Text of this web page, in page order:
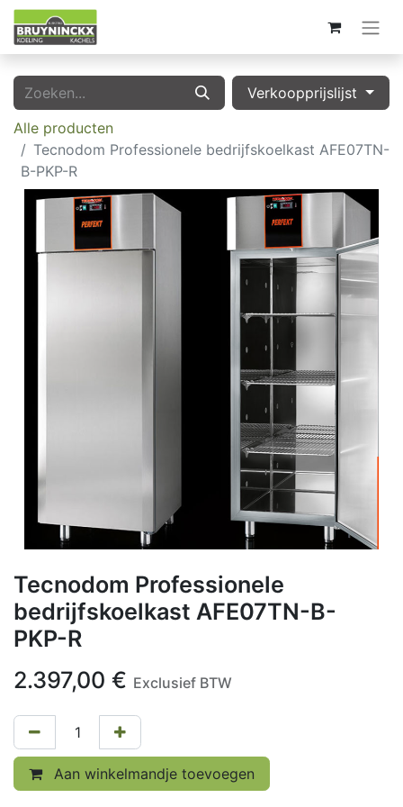
Verkoopprijslijst
Alle producten
Tecnodom Professionele bedrijfskoelkast AFE07TN-
B-PKP-R
Tecnodom Professionele
bedrijfskoelkast AFE07TN-B-
PKP-R
2.397,00 € Exclusief BTW
Aan winkelmandje toevoegen